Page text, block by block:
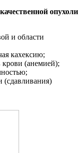
опухоли
и области
кахексию;
(анемией);
(сдавливания)